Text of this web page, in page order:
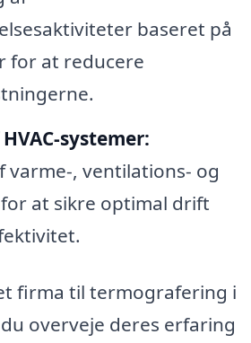
baseret på
for at reducere
systemer:
varme-, ventilations- og
at sikre optimal drift
firma til termografering i
overveje deres erfaring